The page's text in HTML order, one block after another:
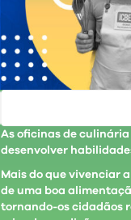
As oficinas de
desenvolver
Mais do que vivenciar
de uma boa
tornando-os cidadãos